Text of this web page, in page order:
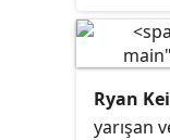
bayrak
bronz
Ryan
yarışan